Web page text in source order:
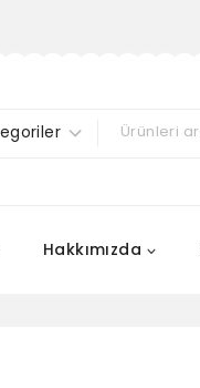
Hakkımızda